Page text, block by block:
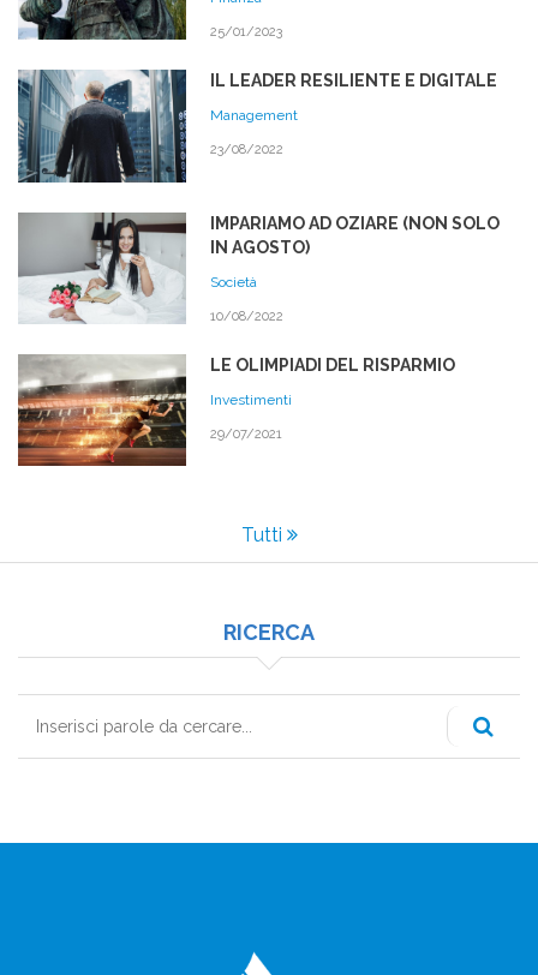
25/01/2023
IL LEADER RESILIENTE E DIGITALE
Management
23/08/2022
IMPARIAMO AD OZIARE (NON SOLO
IN AGOSTO)
Società
10/08/2022
LE OLIMPIADI DEL RISPARMIO
Investimenti
29/07/2021
Tutti
RICERCA